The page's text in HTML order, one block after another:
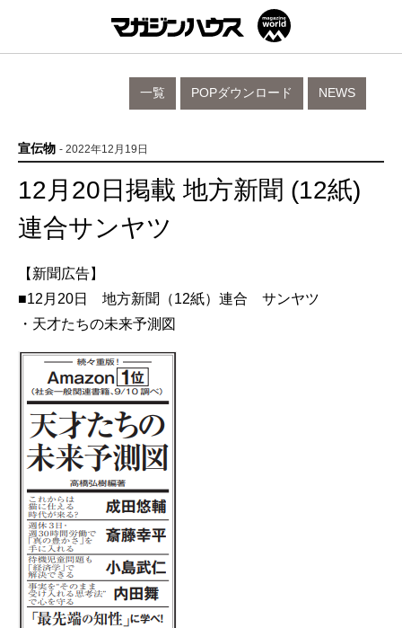
NEWS
POPダウンロード
一覧
宣伝物 - 2022年12月19日
12月20日掲載 地方新聞 (12紙)
連合サンヤツ
【新聞広告】
■12月20日 地方新聞（12紙）連合 サンヤツ
・天才たちの未来予測図